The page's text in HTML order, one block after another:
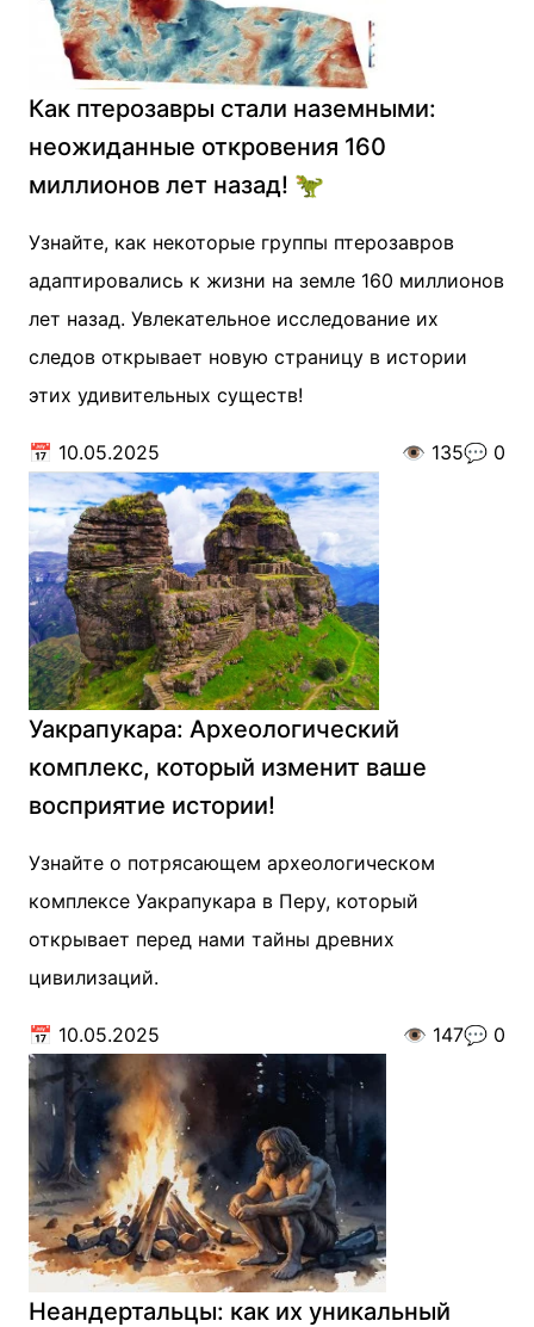
Как птерозавры стали наземными:
неожиданные откровения 160
миллионов лет назад! 🦖
Узнайте, как некоторые группы птерозавров
адаптировались к жизни на земле 160 миллионов
лет назад. Увлекательное исследование их
следов открывает новую страницу в истории
этих удивительных существ!
📅 10.05.2025 👁️ 135💬 0
Уакрапукара: Археологический
комплекс, который изменит ваше
восприятие истории!
Узнайте о потрясающем археологическом
комплексе Уакрапукара в Перу, который
открывает перед нами тайны древних
цивилизаций.
📅 10.05.2025 👁️ 147💬 0
Неандертальцы: как их уникальный